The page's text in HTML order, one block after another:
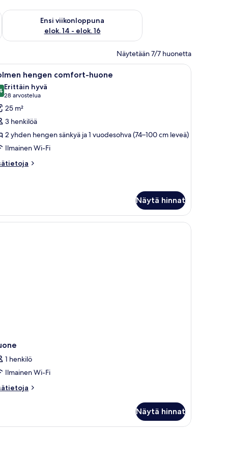
7 - elok. 9
Ensi viikonloppuna
elok. 14 - elok. 16
Tarkista ensi viikonlopun saatavuus elok. 14 - elok. 16
Näytetään 7/7 huonetta
tuoli, lamppu ja taulu seinällä.Hotellihuone, jossa on kaksi sänkyä,
9 hengen comfort-huone
kautta 10
Erittäin hyvä
28 arvostelua
(28
arvostelua)
25 m²
3 henkilöä
2 yhden hengen sänkyä ja 1 vuodesohva (74–100 cm leveä)
Ilmainen Wi-Fi
Näytä hinnat
vastaanottotiski ja suuri ikkuna.
1 henkilö
Ilmainen Wi-Fi
Näytä hinnat